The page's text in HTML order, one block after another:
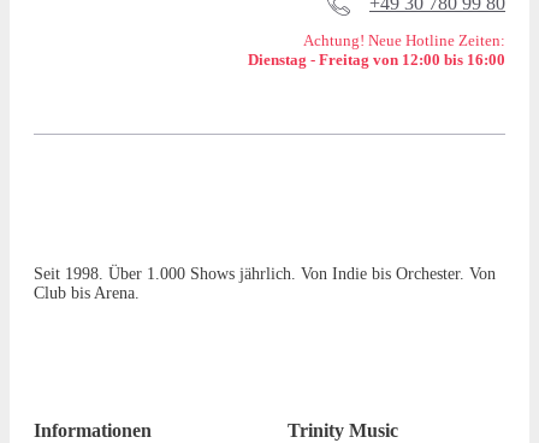
Achtung! Neue Hotline Zeiten:
Dienstag - Freitag von 12:00 bis 16:00
Seit 1998. Über 1.000 Shows jährlich. Von Indie bis Orchester. Von
Club bis Arena.
Informationen Trinity Music